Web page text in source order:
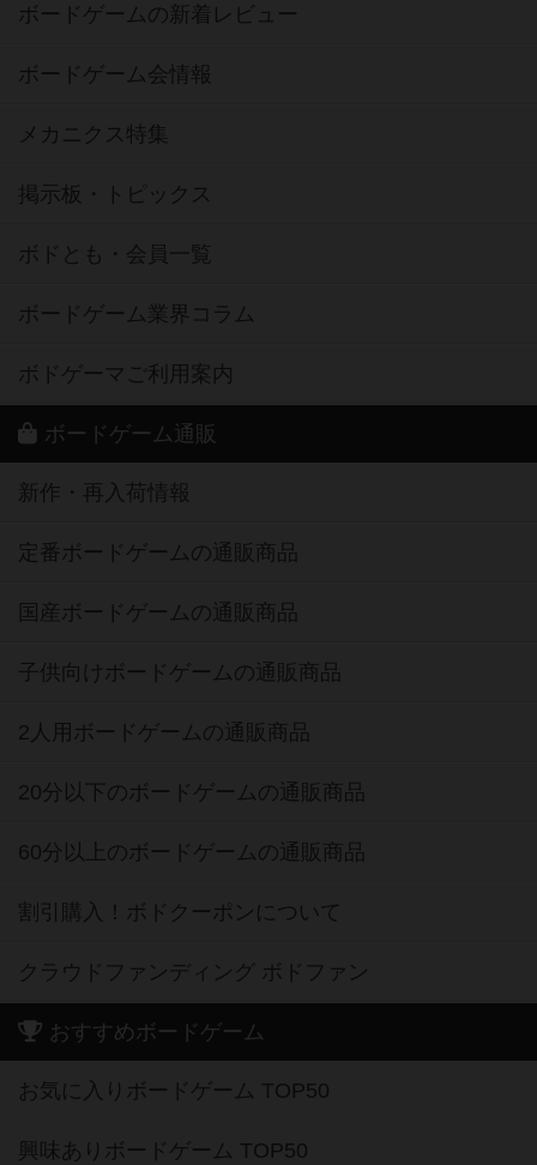
ボードゲームの新着レビュー
ボードゲーム会情報
メカニクス特集
掲示板・トピックス
ボドとも・会員一覧
ボードゲーム業界コラム
ボドゲーマご利用案内
ボードゲーム通販
新作・再入荷情報
定番ボードゲームの通販商品
国産ボードゲームの通販商品
子供向けボードゲームの通販商品
2人用ボードゲームの通販商品
20分以下のボードゲームの通販商品
60分以上のボードゲームの通販商品
割引購入！ボドクーポンについて
クラウドファンディング ボドファン
おすすめボードゲーム
お気に入りボードゲーム TOP50
興味ありボードゲーム TOP50